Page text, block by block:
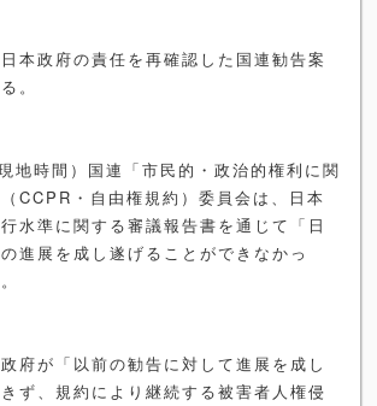
本政府の責任を再確認した国連勧告案
。
地時間）国連「市民的・政治的権利に関
CCPR・自由権規約）委員会は、日本
水準に関する審議報告書を通じて「日
進展を成し遂げることができなかっ
府が「以前の勧告に対して進展を成し
ず、規約により継続する被害者人権侵